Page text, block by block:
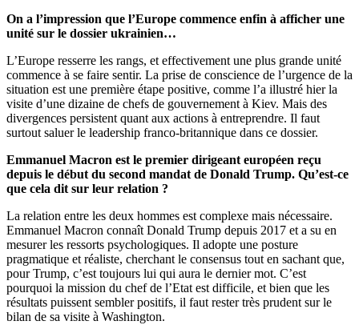
On a l’impression que l’Europe commence enfin à afficher une
unité sur le dossier ukrainien…
L’Europe resserre les rangs, et effectivement une plus grande unité
commence à se faire sentir. La prise de conscience de l’urgence de la
situation est une première étape positive, comme l’a illustré hier la
visite d’une dizaine de chefs de gouvernement à Kiev. Mais des
divergences persistent quant aux actions à entreprendre. Il faut
surtout saluer le leadership franco-britannique dans ce dossier.
Emmanuel Macron est le premier dirigeant européen reçu
depuis le début du second mandat de Donald Trump. Qu’est-ce
que cela dit sur leur relation ?
La relation entre les deux hommes est complexe mais nécessaire.
Emmanuel Macron connaît Donald Trump depuis 2017 et a su en
mesurer les ressorts psychologiques. Il adopte une posture
pragmatique et réaliste, cherchant le consensus tout en sachant que,
pour Trump, c’est toujours lui qui aura le dernier mot. C’est
pourquoi la mission du chef de l’Etat est difficile, et bien que les
résultats puissent sembler positifs, il faut rester très prudent sur le
bilan de sa visite à Washington.